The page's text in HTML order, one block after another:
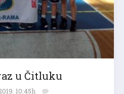
u Čitluku
10:45h